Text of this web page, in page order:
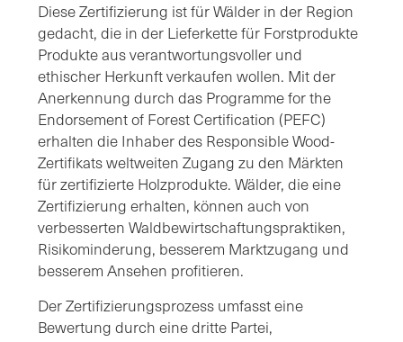
Diese Zertifizierung ist für Wälder in der Region
gedacht, die in der Lieferkette für Forstprodukte
Produkte aus verantwortungsvoller und
ethischer Herkunft verkaufen wollen. Mit der
Anerkennung durch das Programme for the
Endorsement of Forest Certification (PEFC)
erhalten die Inhaber des Responsible Wood-
Zertifikats weltweiten Zugang zu den Märkten
für zertifizierte Holzprodukte. Wälder, die eine
Zertifizierung erhalten, können auch von
verbesserten Waldbewirtschaftungspraktiken,
Risikominderung, besserem Marktzugang und
besserem Ansehen profitieren.
Der Zertifizierungsprozess umfasst eine
Bewertung durch eine dritte Partei,